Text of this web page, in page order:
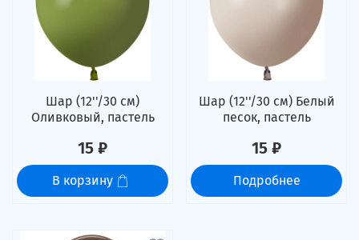
Шар (12''/30 см)
Оливковый, пастель
15 ₽
В корзину
Шар (12''/30 см) Белый
песок, пастель
15 ₽
Подробнее